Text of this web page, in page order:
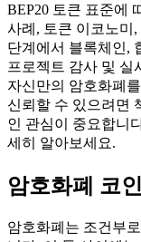
BEP20 토큰 표준에
사례, 토큰 이코노미
단계에서 블록체인,
프로젝트 감사 및 실
자신만의 암호화폐
신뢰할 수 있으려면
인 관심이 중요합니
세히 알아보세요.
암호화폐 코
암호화폐는 조건부